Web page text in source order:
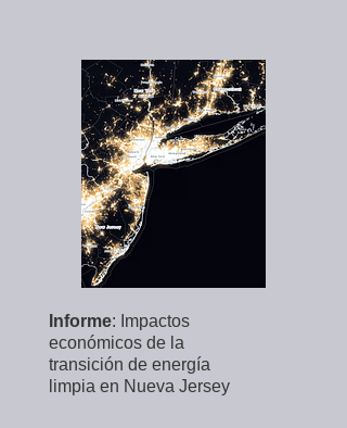
Informe: Impactos
económicos de la
transición de energía
limpia en Nueva Jersey